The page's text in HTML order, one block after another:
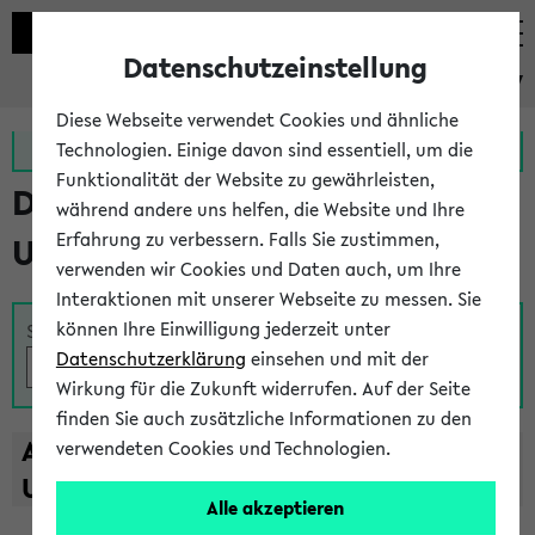
eKVV
Zur MeineUni App Zum MeineUni Portal
Das Lehrangebot der
Universität Bielefeld
Suche
A B C D E F G H I J K L M N O
U
V W X Y
Z
Datenschutzeinstellung
Diese Webseite verwendet Cookies und ähnliche
Technologien. Einige davon sind essentiell, um die
Funktionalität der Website zu gewährleisten,
während andere uns helfen, die Website und Ihre
Erfahrung zu verbessern. Falls Sie zustimmen,
verwenden wir Cookies und Daten auch, um Ihre
Interaktionen mit unserer Webseite zu messen. Sie
können Ihre Einwilligung jederzeit unter
Datenschutzerklärung einsehen und mit der
Wirkung für die Zukunft widerrufen. Auf der Seite
finden Sie auch zusätzliche Informationen zu den
verwendeten Cookies und Technologien.
Alle akzeptieren